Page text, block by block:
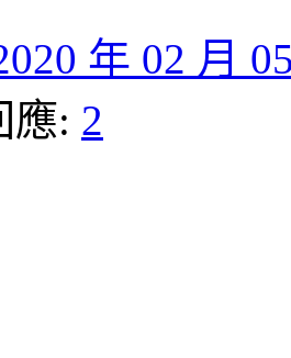
年 02 月
: 2